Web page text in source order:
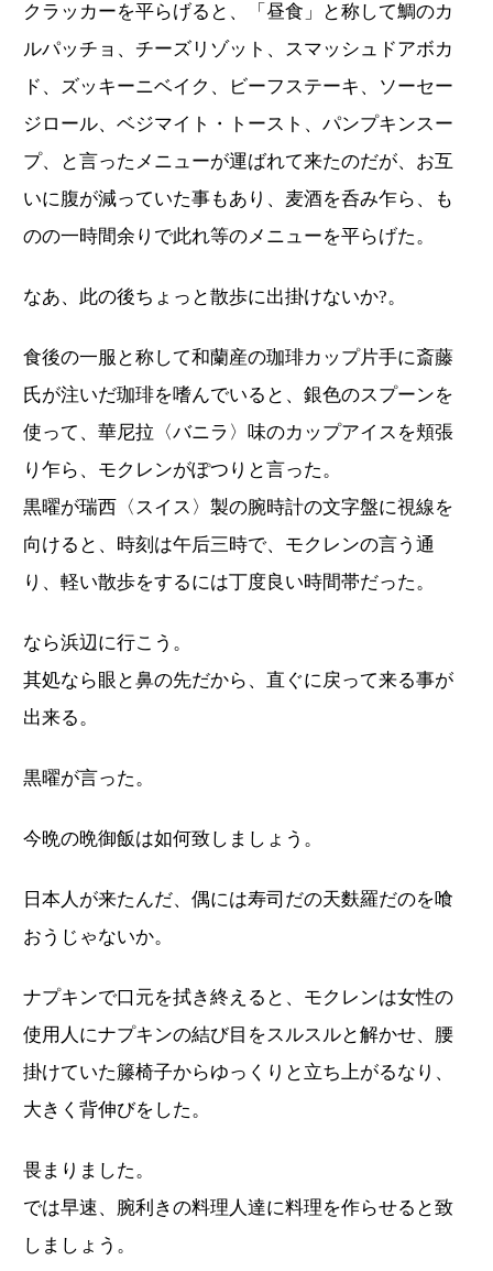
クラッカーを平らげると、「昼食」と称して鯛のカ
ルパッチョ、チーズリゾット、スマッシュドアボカ
ド、ズッキーニベイク、ビーフステーキ、ソーセー
ジロール、ベジマイト・トースト、パンプキンスー
プ、と言ったメニューが運ばれて来たのだが、お互
いに腹が減っていた事もあり、麦酒を呑み乍ら、も
のの一時間余りで此れ等のメニューを平らげた。
なあ、此の後ちょっと散歩に出掛けないか?。
食後の一服と称して和蘭産の珈琲カップ片手に斎藤
氏が注いだ珈琲を嗜んでいると、銀色のスプーンを
使って、華尼拉〈バニラ〉味のカップアイスを頬張
り乍ら、モクレンがぽつりと言った。
黒曜が瑞西〈スイス〉製の腕時計の文字盤に視線を
向けると、時刻は午后三時で、モクレンの言う通
り、軽い散歩をするには丁度良い時間帯だった。
なら浜辺に行こう。
其処なら眼と鼻の先だから、直ぐに戻って来る事が
出来る。
黒曜が言った。
今晩の晩御飯は如何致しましょう。
日本人が来たんだ、偶には寿司だの天麩羅だのを喰
おうじゃないか。
ナプキンで口元を拭き終えると、モクレンは女性の
使用人にナプキンの結び目をスルスルと解かせ、腰
掛けていた籐椅子からゆっくりと立ち上がるなり、
大きく背伸びをした。
畏まりました。
では早速、腕利きの料理人達に料理を作らせると致
しましょう。